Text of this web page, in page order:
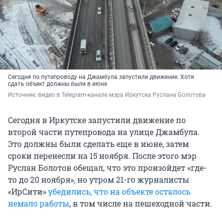
Сегодня по путепроводу на Джамбула запустили движение. Хотя
сдать объект должны были в июне
Источник: видео в Telegram-канале мэра Иркутска Руслана Болотова
Сегодня в Иркутске запустили движение по
второй части путепровода на улице Джамбула.
Это должны были сделать еще в июне, затем
сроки перенесли на 15 ноября. После этого мэр
Руслан Болотов обещал, что это произойдет «где-
то до 20 ноября», но утром 21-го журналисты
«ИрСити»убедились, что на объекте осталось
немало работы, в том числе на пешеходной части.